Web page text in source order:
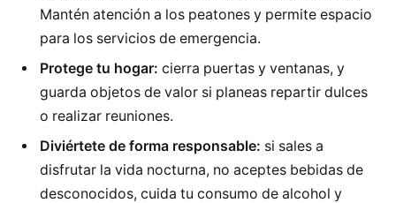
Mantén atención a los peatones y permite espacio
para los servicios de emergencia.
Protege tu hogar: cierra puertas y ventanas, y
guarda objetos de valor si planeas repartir dulces
o realizar reuniones.
Diviértete de forma responsable: si sales a
disfrutar la vida nocturna, no aceptes bebidas de
desconocidos, cuida tu consumo de alcohol y